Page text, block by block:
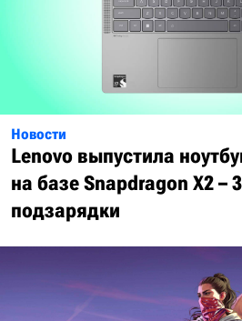
Новости
Lenovo выпустила
на базе Snapdragon X2 –
подзарядки